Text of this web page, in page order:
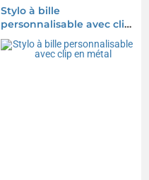
Stylo à bille
personnalisable avec clip
en métal